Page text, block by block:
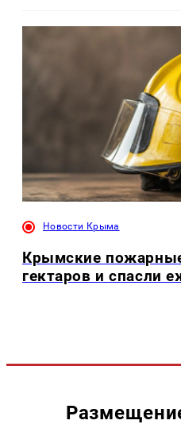
Новости Крыма
Крымские
гектаров и спасли